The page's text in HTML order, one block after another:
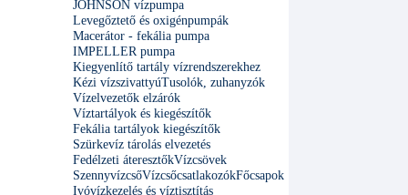
JOHNSON vízpumpa
Levegőztető és oxigénpumpák
Macerátor - fekália pumpa
IMPELLER pumpa
Kiegyenlítő tartály vízrendszerekhez
Kézi vízszivattyúTusolók, zuhanyzók
Vízelvezetők elzárók
Víztartályok és kiegészítők
Fekália tartályok kiegészítők
Szürkevíz tárolás elvezetés
Fedélzeti áteresztőkVízcsövek
SzennyvízcsőVízcsőcsatlakozókFőcsapok
Ivóvízkezelés és víztisztítás